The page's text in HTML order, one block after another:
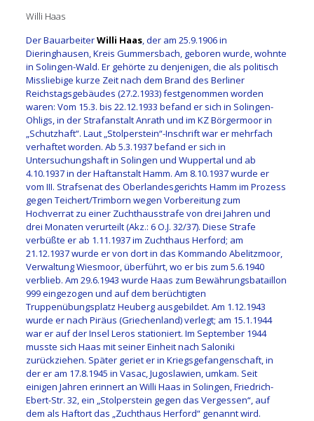
Willi Haas
Der BauarbeiterWilli Haas, der am 25.9.1906 in
Dieringhausen, Kreis Gummersbach, geboren wurde, wohnte
in Solingen-Wald. Er gehörte zu denjenigen, die als politisch
Missliebige kurze Zeit nach dem Brand des Berliner
Reichstagsgebäudes (27.2.1933) festgenommen worden
waren: Vom 15.3. bis 22.12.1933 befand er sich in Solingen-
Ohligs, in der Strafanstalt Anrath und im KZ Börgermoor in
„Schutzhaft“. Laut „Stolperstein“-Inschrift war er mehrfach
verhaftet worden. Ab 5.3.1937 befand er sich in
Untersuchungshaft in Solingen und Wuppertal und ab
4.10.1937 in der Haftanstalt Hamm. Am 8.10.1937 wurde er
vom III. Strafsenat des Oberlandesgerichts Hamm im Prozess
gegen Teichert/Trimborn wegen Vorbereitung zum
Hochverrat zu einer Zuchthausstrafe von drei Jahren und
drei Monaten verurteilt (Akz.: 6 O.J. 32/37). Diese Strafe
verbüßte er ab 1.11.1937 im Zuchthaus Herford; am
21.12.1937 wurde er von dort in das Kommando Abelitzmoor,
Verwaltung Wiesmoor, überführt, wo er bis zum 5.6.1940
verblieb. Am 29.6.1943 wurde Haas zum Bewährungsbataillon
999 eingezogen und auf dem berüchtigten
Truppenübungsplatz Heuberg ausgebildet. Am 1.12.1943
wurde er nach Piräus (Griechenland) verlegt; am 15.1.1944
war er auf der Insel Leros stationiert. Im September 1944
musste sich Haas mit seiner Einheit nach Saloniki
zurückziehen. Später geriet er in Kriegsgefangenschaft, in
der er am 17.8.1945 in Vasac, Jugoslawien, umkam. Seit
einigen Jahren erinnert an Willi Haas in Solingen, Friedrich-
Ebert-Str. 32, ein „Stolperstein gegen das Vergessen“, auf
dem als Haftort das „Zuchthaus Herford“ genannt wird.